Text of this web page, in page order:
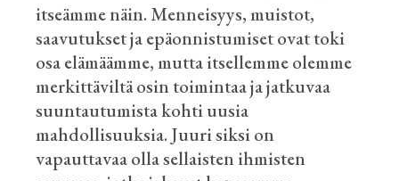
itseämme näin. Menneisyys, muistot,
saavutukset ja epäonnistumiset ovat toki
osa elämäämme, mutta itsellemme olemme
merkittäviltä osin toimintaa ja jatkuvaa
suuntautumista kohti uusia
mahdollisuuksia. Juuri siksi on
vapauttavaa olla sellaisten ihmisten